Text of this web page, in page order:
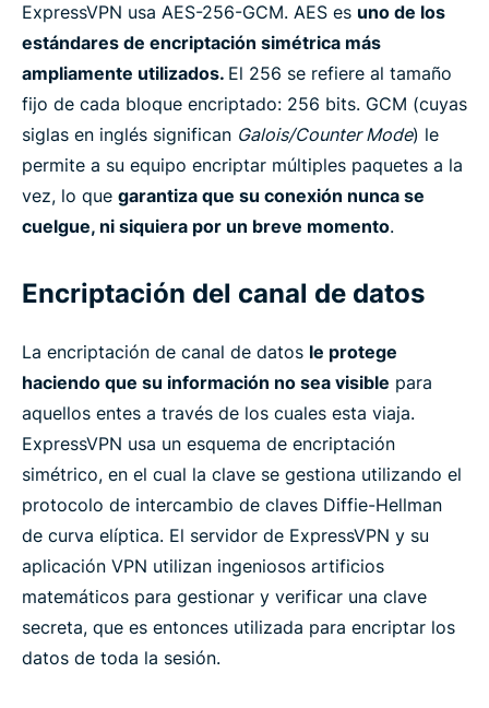
ExpressVPN usa AES-256-GCM. AES es uno de los
estándares de encriptación simétrica más
ampliamente utilizados. El 256 se refiere al tamaño
fijo de cada bloque encriptado: 256 bits. GCM (cuyas
siglas en inglés significan Galois/Counter Mode) le
permite a su equipo encriptar múltiples paquetes a la
vez, lo que garantiza que su conexión nunca se
cuelgue, ni siquiera por un breve momento.
Encriptación del canal de datos
La encriptación de canal de datos le protege
haciendo que su información no sea visible para
aquellos entes a través de los cuales esta viaja.
ExpressVPN usa un esquema de encriptación
simétrico, en el cual la clave se gestiona utilizando el
protocolo de intercambio de claves Diffie-Hellman
de curva elíptica. El servidor de ExpressVPN y su
aplicación VPN utilizan ingeniosos artificios
matemáticos para gestionar y verificar una clave
secreta, que es entonces utilizada para encriptar los
datos de toda la sesión.